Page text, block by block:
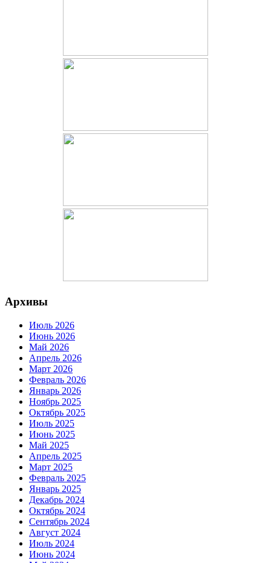
Архивы
Июль 2026
Июнь 2026
Май 2026
Апрель 2026
Март 2026
Февраль 2026
Январь 2026
Ноябрь 2025
Октябрь 2025
Июль 2025
Июнь 2025
Май 2025
Апрель 2025
Март 2025
Февраль 2025
Январь 2025
Декабрь 2024
Октябрь 2024
Сентябрь 2024
Август 2024
Июль 2024
Июнь 2024